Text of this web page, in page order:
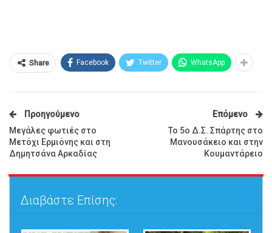
Share Facebook Twitter WhatsApp
Προηγούμενο
Μεγάλες φωτιές στο
Μετόχι Ερμιόνης και στη
Δημητσάνα Αρκαδίας
Επόμενο
Το 5ο Δ.Σ. Σπάρτης στο
Μανουσάκειο και στην
Κουμαντάρειο
Διαβάστε Επίσης: